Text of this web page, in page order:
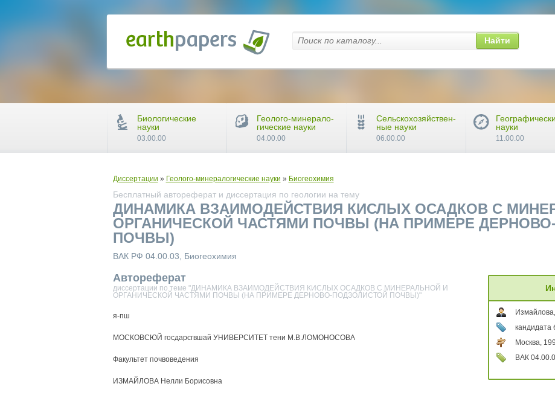
Диссертации » Геолого-минералогические науки » Биогеохимия
Бесплатный автореферат и диссертация по геологии на тему
ДИНАМИКА ВЗАИМОДЕЙСТВИЯ КИСЛЫХ ОСАДКОВ С
ОРГАНИЧЕСКОЙ ЧАСТЯМИ ПОЧВЫ (НА ПРИМЕРЕ
ПОЧВЫ)
ВАК РФ 04.00.03, Биогеохимия
Автореферат
диссертации по теме "ДИНАМИКА ВЗАИМОДЕЙСТВИЯ КИСЛЫХ ОСАДКОВ С МИНЕРАЛЬНОЙ И
ОРГАНИЧЕСКОЙ ЧАСТЯМИ ПОЧВЫ (НА ПРИМЕРЕ ДЕРНОВО-ПОДЗОЛИСТОЙ ПОЧВЫ)"
я-пш
МОСКОВСЮЙ госдарсгвшай УНИВЕРСИТЕТ тени М.В.ЛОМОНОСОВА
Факультет почвоведения
ИЗМАЙЛОВА Нелли Борисовна
кандидата
Москва,
ВАК
Найти
Биологические
науки
03.00.00
Геолого-минерало-
гические науки
04.00.00
Сельскохозяйствен-
ные науки
06.00.00
науки
11.00.00